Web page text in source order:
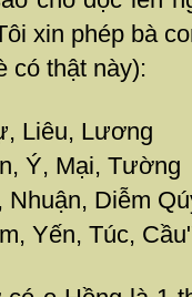
xin phép bà
có thật này):
Liêu, Lương
Ý, Mại, Tường
Diễm
Yến, Túc,